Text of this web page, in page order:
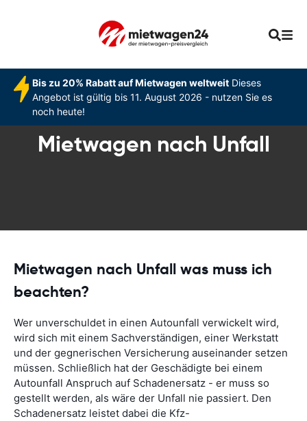
Bis zu 20% Rabatt auf Mietwagen weltweitDieses
Angebot ist gültig bis 11. August 2026 - nutzen Sie es
noch heute!
Mietwagen nach Unfall
Mietwagen nach Unfall was muss ich
beachten?
Wer unverschuldet in einen Autounfall verwickelt wird,
wird sich mit einem Sachverständigen, einer Werkstatt
und der gegnerischen Versicherung auseinander setzen
müssen. Schließlich hat der Geschädigte bei einem
Autounfall Anspruch auf Schadenersatz - er muss so
gestellt werden, als wäre der Unfall nie passiert. Den
Schadenersatz leistet dabei die Kfz-